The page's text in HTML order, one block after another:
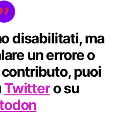
disabilitati, ma
un errore o
puoi
Twittero su